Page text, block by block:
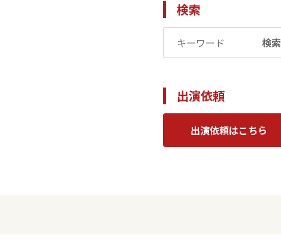
検索
検索
出演依頼
出演依頼はこちら